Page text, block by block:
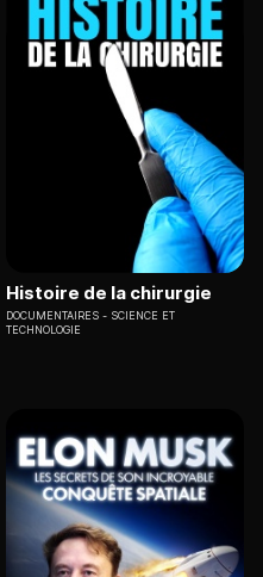
Histoire de la chirurgie
DOCUMENTAIRES
SCIENCE ET
TECHNOLOGIE